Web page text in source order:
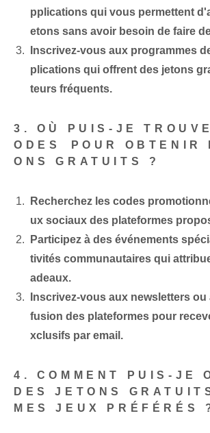
pplications qui vous permettent
etons sans avoir besoin de faire
Inscrivez-vous aux programmes
plications qui offrent des jetons
teurs fréquents.
3. OÙ PUIS-JE
ODES⁤ POUR OBTENIR
ONS GRATUITS ?
Recherchez les codes
ux sociaux des plateformes
Participez à des événements
tivités communautaires qui
adeaux.
Inscrivez-vous aux newsletters
fusion des plateformes pour
xclusifs par email.
4. COMMENT PUIS-JE
DES JETONS
MES JEUX PRÉFÉRÉS